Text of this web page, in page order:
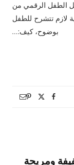
الطفل الرقمي من
لازم تتشرح للطفل
بوضوح، كيف:…
ومريحة